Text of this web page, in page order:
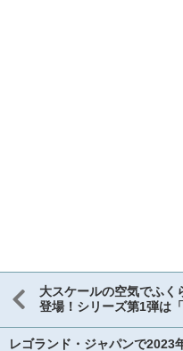
大スケールの空気でふく
登場！シリーズ第1弾は
レゴランド・ジャパンで2023